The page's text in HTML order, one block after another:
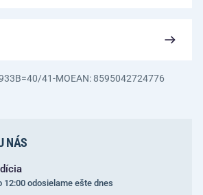
41-MOEAN: 8595042724776
NÁS
12:00 odosielame ešte dnes